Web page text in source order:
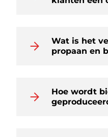
Wat is het
propaan en
Hoe wordt